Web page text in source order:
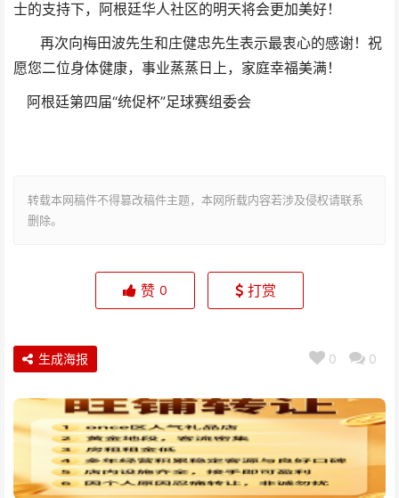
士的支持下，阿根廷华人社区的明天将会更加美好！
再次向梅田波先生和庄健忠先生表示最衷心的感谢！祝
愿您二位身体健康，事业蒸蒸日上，家庭幸福美满！
阿根廷第四届“统促杯”足球赛组委会
转载本网稿件不得篡改稿件主题，本网所载内容若涉及侵权请联系
删除。
赞 0 打赏
0 0
生成海报